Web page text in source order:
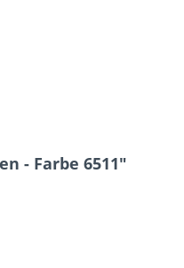
- Farbe 6511"